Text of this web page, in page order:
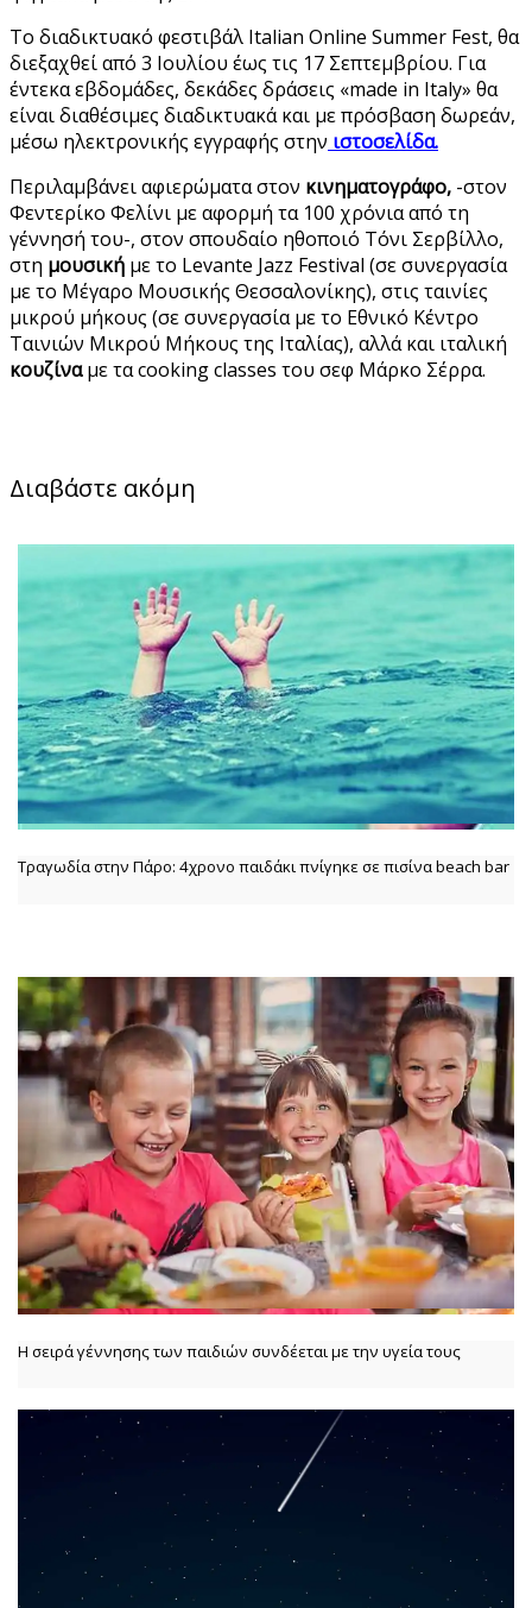
Το διαδικτυακό φεστιβάλ Italian Online Summer Fest, θα
διεξαχθεί από 3 Ιουλίου έως τις 17 Σεπτεμβρίου. Για
έντεκα εβδομάδες, δεκάδες δράσεις «made in Italy» θα
είναι διαθέσιμες διαδικτυακά και με πρόσβαση δωρεάν,
μέσω ηλεκτρονικής εγγραφής στην ιστοσελίδα.
Περιλαμβάνει αφιερώματα στον κινηματογράφο, -στον
Φεντερίκο Φελίνι με αφορμή τα 100 χρόνια από τη
γέννησή του-, στον σπουδαίο ηθοποιό Τόνι Σερβίλλο,
στη μουσική με το Levante Jazz Festival (σε συνεργασία
με το Μέγαρο Μουσικής Θεσσαλονίκης), στις ταινίες
μικρού μήκους (σε συνεργασία με το Εθνικό Κέντρο
Ταινιών Μικρού Μήκους της Ιταλίας), αλλά και ιταλική
κουζίναμε τα cooking classes του σεφ Μάρκο Σέρρα.
Διαβάστε ακόμη
Τραγωδία στην Πάρο: 4χρονο παιδάκι πνίγηκε σε πισίνα beach bar
Η σειρά γέννησης των παιδιών συνδέεται με την υγεία τους